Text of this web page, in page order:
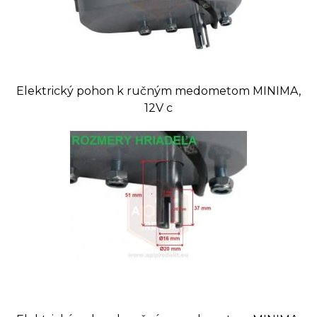
Orientačná hmotnosť: 4,440 kg
Elektrický pohon k ručným medometom MINIMA,
12V c